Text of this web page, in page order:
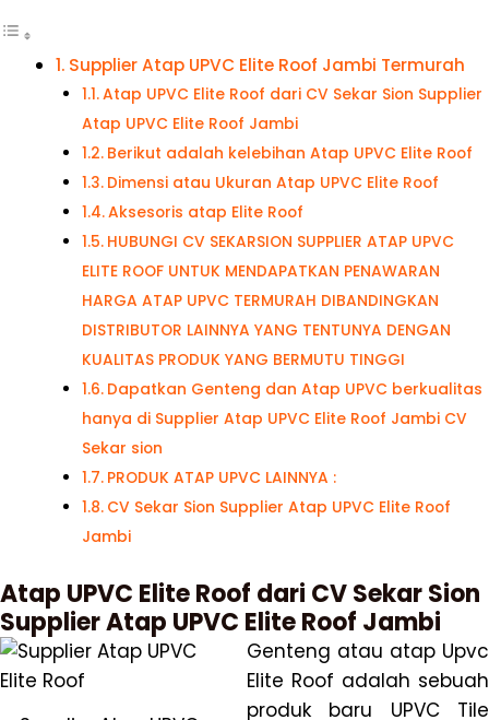
Supplier Atap UPVC Elite Roof Jambi Termurah
Atap UPVC Elite Roof dari CV Sekar Sion Supplier
Atap UPVC Elite Roof Jambi
Berikut adalah kelebihan Atap UPVC Elite Roof
Dimensi atau Ukuran Atap UPVC Elite Roof
Aksesoris atap Elite Roof
HUBUNGI CV SEKARSION SUPPLIER ATAP UPVC
ELITE ROOF UNTUK MENDAPATKAN PENAWARAN
HARGA ATAP UPVC TERMURAH DIBANDINGKAN
DISTRIBUTOR LAINNYA YANG TENTUNYA DENGAN
KUALITAS PRODUK YANG BERMUTU TINGGI
Dapatkan Genteng dan Atap UPVC berkualitas
hanya di Supplier Atap UPVC Elite Roof Jambi CV
Sekar sion
PRODUK ATAP UPVC LAINNYA :
CV Sekar Sion Supplier Atap UPVC Elite Roof
Jambi
Atap UPVC Elite Roof dari CV Sekar Sion
Supplier Atap UPVC Elite Roof Jambi
Genteng atau atap Upvc
Elite Roof adalah sebuah
produk baru UPVC Tile